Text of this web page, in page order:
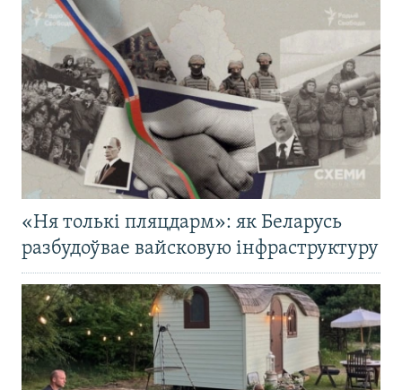
«Ня толькі пляцдарм»: як Беларусь
разбудоўвае вайсковую інфраструктуру